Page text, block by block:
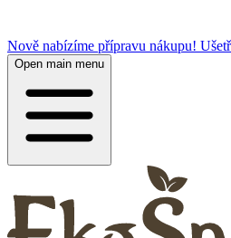
Nově nabízíme přípravu nákupu!
Open main menu